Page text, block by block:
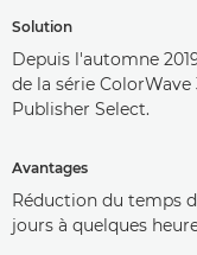
Solution
Depuis l'automne
de la série
Publisher Select.
Avantages
Réduction du temps
jours à quelques